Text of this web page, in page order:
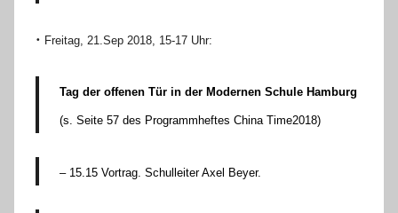
• Freitag, 21.Sep 2018, 15-17 Uhr:
Tag der offenen Tür in der Modernen Schule Hamburg
(s. Seite 57 des Programmheftes China Time2018)
– 15.15 Vortrag. Schulleiter Axel Beyer.